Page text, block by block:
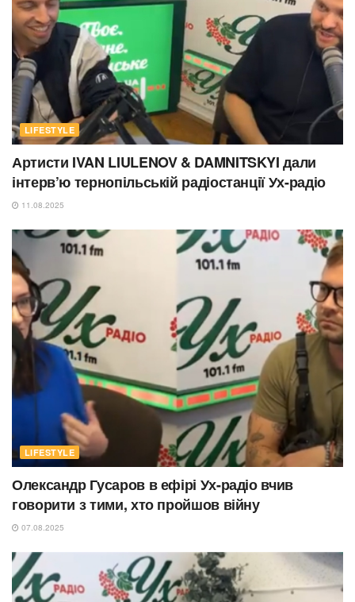
LIFESTYLE
Артисти IVAN LIULENOV & DAMNITSKYI дали
інтерв’ю тернопільській радіостанції Ух-радіо
11.08.2025
LIFESTYLE
Олександр Гусаров в ефірі Ух-радіо вчив
говорити з тими, хто пройшов війну
07.08.2025